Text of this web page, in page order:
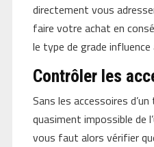
directement vous
faire votre achat en
le type de grade influence
Contrôler les
Sans les accessoires
quasiment impossible de
vous faut alors vérifier